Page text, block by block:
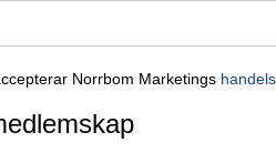
Norrbom Marketings